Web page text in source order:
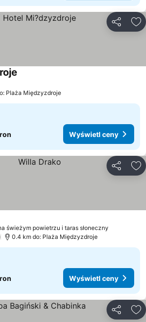
Plaża Międzyzdroje
Wyświetl ceny
świeżym powietrzu i taras słoneczny
0.4 km do: Plaża Międzyzdroje
Wyświetl ceny